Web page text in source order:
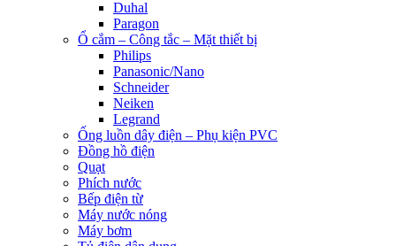
Duhal
Paragon
Ổ cắm – Công tắc – Mặt thiết bị
Philips
Panasonic/Nano
Schneider
Neiken
Legrand
Ống luồn dây điện – Phụ kiện PVC
Đồng hồ điện
Quạt
Phích nước
Bếp điện từ
Máy nước nóng
Máy bơm